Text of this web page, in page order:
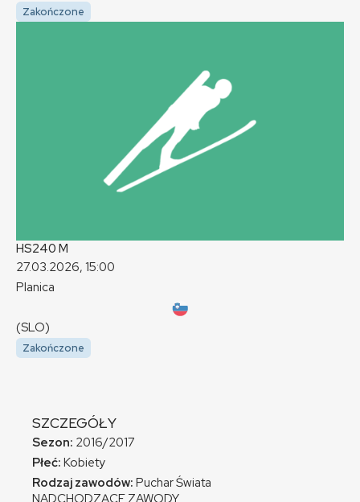
Zakończone
HS240 M
27.03.2026, 15:00
Planica
(SLO)
Zakończone
SZCZEGÓŁY
Sezon: 2016/2017
Płeć: Kobiety
Rodzaj zawodów: Puchar Świata
NADCHODZĄCE ZAWODY